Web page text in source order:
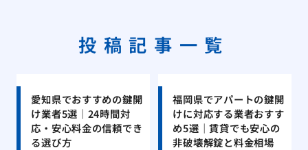
投稿記事一覧
愛知県でおすすめの鍵開
け業者5選｜24時間対
応・安心料金の信頼でき
る選び方
福岡県でアパートの鍵開
けに対応する業者おすす
め5選｜賃貸でも安心の
非破壊解錠と料金相場